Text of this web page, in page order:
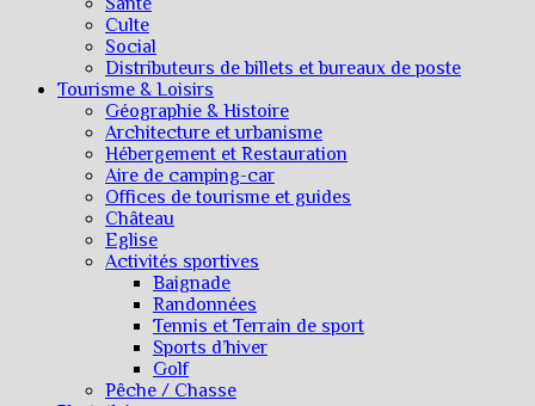
Culte
Social
Distributeurs de billets et bureaux de poste
Tourisme & Loisirs
Géographie & Histoire
Architecture et urbanisme
Hébergement et Restauration
Aire de camping-car
Offices de tourisme et guides
Château
Eglise
Activités sportives
Baignade
Randonnées
Tennis et Terrain de sport
Sports d’hiver
Golf
Pêche / Chasse